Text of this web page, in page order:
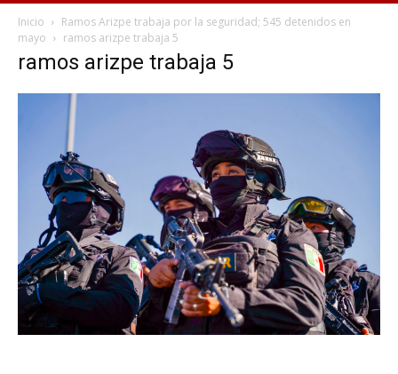
Inicio
Ramos Arizpe trabaja por la seguridad; 545 detenidos en
mayo
ramos arizpe trabaja 5
ramos arizpe trabaja 5